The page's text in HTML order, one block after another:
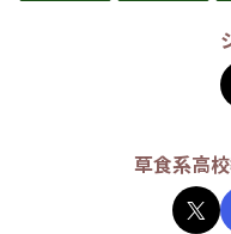
草食系高